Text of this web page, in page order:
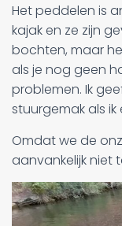
Het peddelen is
kajak en ze zijn
bochten, maar
als je nog geen
problemen. Ik
stuurgemak als
Omdat we de
aanvankelijk niet